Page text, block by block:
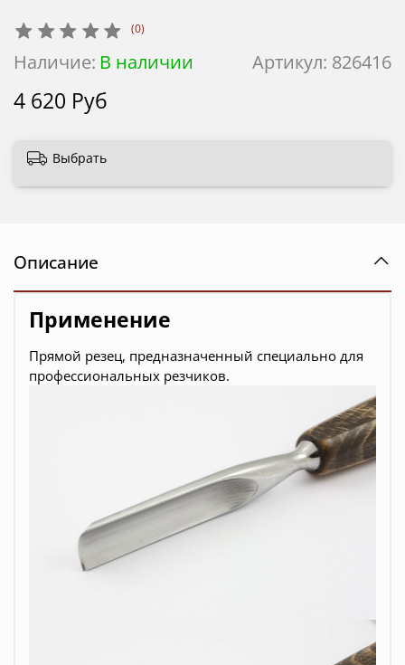
(0)
Артикул: 826416
Наличие: В наличии
4 620 Руб
Выбрать
Описание
Применение
Прямой резец, предназначенный специально для
профессиональных резчиков.